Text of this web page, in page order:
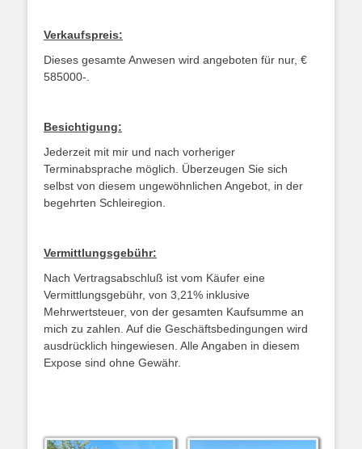
Verkaufspreis:
Dieses gesamte Anwesen wird angeboten für nur, €
585000-.
Besichtigung:
Jederzeit mit mir und nach vorheriger
Terminabsprache möglich. Überzeugen Sie sich
selbst von diesem ungewöhnlichen Angebot, in der
begehrten Schleiregion.
Vermittlungsgebühr:
Nach Vertragsabschluß ist vom Käufer eine
Vermittlungsgebühr, von 3,21% inklusive
Mehrwertsteuer, von der gesamten Kaufsumme an
mich zu zahlen. Auf die Geschäftsbedingungen wird
ausdrücklich hingewiesen. Alle Angaben in diesem
Expose sind ohne Gewähr.